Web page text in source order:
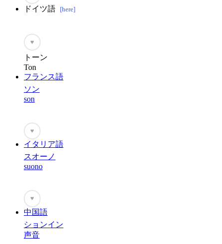
ドイツ語 [here]
♥
トーン
Ton
フランス語
ソン
son
♥
イタリア語
スオーノ
suono
♥
中国語
ションイン
声音